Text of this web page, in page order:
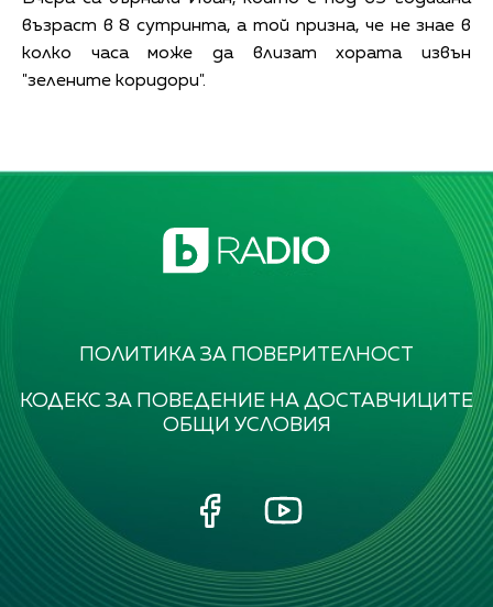
възраст в 8 сутринта, а той призна, че не знае в
колко часа може да влизат хората извън
"зелените коридори".
ПОЛИТИКА ЗА ПОВЕРИТЕЛНОСТ
КОДЕКС ЗА ПОВЕДЕНИЕ НА ДОСТАВЧИЦИТЕ
ОБЩИ УСЛОВИЯ